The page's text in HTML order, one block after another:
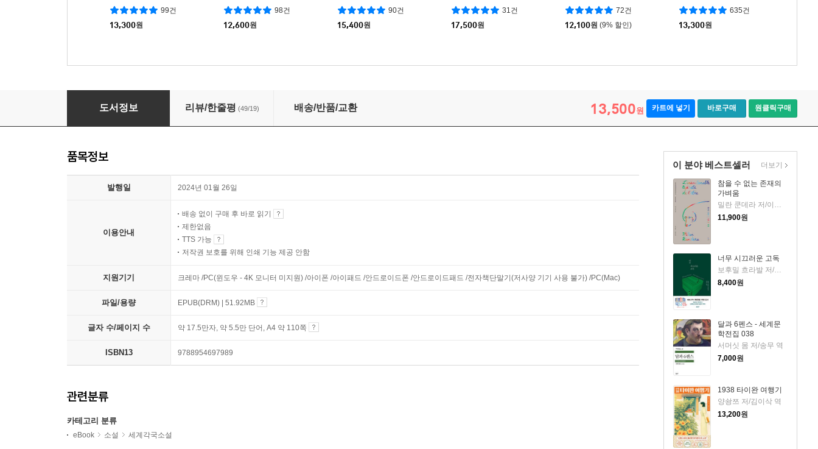
99건
13,300원
98건
12,600원
90건
15,400원
31건
17,500원
72건
12,100원 (9% 할인)
635건
13,300원
도서정보 리뷰/한줄평 (49/19) 배송/반품/교환 13,500원 카트에 넣기 바로구매 원클릭구매
이 분야 베스트셀러
참을 수 없는 존재의
가벼움
밀란 쿤데라 저/이재룡 역
11,900원
너무 시끄러운 고독
8,400원
달과 6펜스 - 세계문
학전집 038
서머싯 몸 저/송무 역
7,000원
1938 타이완 여행기
양솽쯔 저/김이삭 역
13,200원
더보기
품목정보
발행일 2024년 01월 26일
이용안내
배송 없이 구매 후 바로 읽기
제한없음
TTS 가능
저작권 보호를 위해 인쇄 기능 제공 안함
지원기기 크레마 /PC(윈도우 - 4K 모니터 미지원) /아이폰 /아이패드 /안드로이드폰 /안드로이드패드 /전자책단말기(저사양 기기 사용 불가) /PC(Mac)
파일/용량 EPUB(DRM) | 51.92MB
글자 수/페이지 수 약 17.5만자, 약 5.5만 단어, A4 약 110쪽
ISBN13 9788954697989
관련분류
카테고리 분류
eBook 소설 세계각국소설